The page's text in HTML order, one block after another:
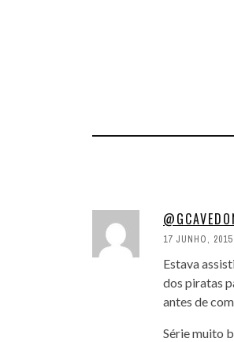
17 JUNHO,
Estava
dos piratas
antes de
Série muito